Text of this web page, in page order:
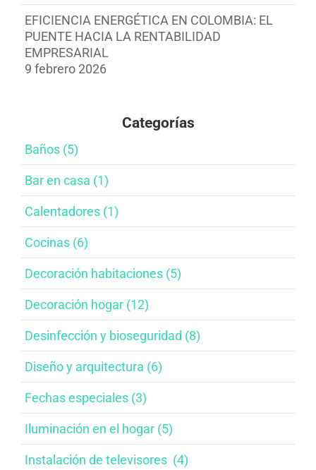
EFICIENCIA ENERGÉTICA EN COLOMBIA: EL
PUENTE HACIA LA RENTABILIDAD
EMPRESARIAL
9 febrero 2026
Categorías
Baños (5)
Bar en casa​ (1)
Calentadores (1)
Cocinas (6)
Decoración habitaciones​ (5)
Decoración hogar (12)
Desinfección y bioseguridad​ (8)
Diseño y arquitectura​ (6)
Fechas especiales​ (3)
Iluminación en el hogar​ (5)
Instalación de televisores​ ​ (4)